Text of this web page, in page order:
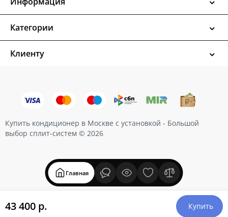
Главная
43 400 р. Купить
Категории
Клиенту
Купить кондиционер в Москве с установкой - Большой
выбор сплит-систем © 2026